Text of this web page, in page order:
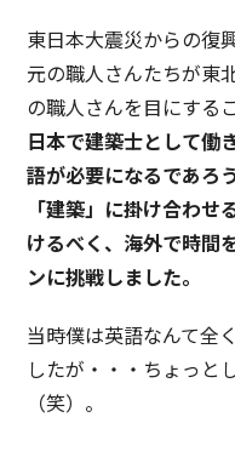
東日本大震災からの復
元の職人さんたちが東
の職人さんを目にする
日本で建築士として働
語が必要になるであろ
「建築」に掛け合わ
けるべく、海外で時間
ンに挑戦しました。
当時僕は英語なんて全
したが・・・ちょっと
（笑）。